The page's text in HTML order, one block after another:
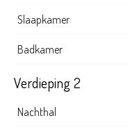
Slaapkamer
Badkamer
Verdieping 2
Nachthal